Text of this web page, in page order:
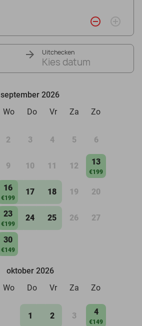
remove_circle_outline add_circle_outline
Uitchecken
Kies datum
september 2026
Wo Do Vr Za Zo
2 3 4 5 6
9 10 11 12 13
€199
16
€199
17 18 19 20
23
€199
24 25 26 27
30
€149
oktober 2026
Wo Do Vr Za Zo
1 2 3 4
€149